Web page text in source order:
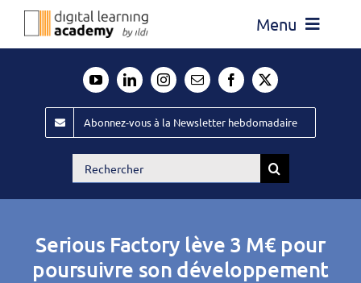
Passer
Menu
Évènements ILDI
Offres d’emploi
Publiez
Abonnez-vous à la Newsletter hebdomadaire
Rechercher:
Serious Factory lève 3 M€ pour
poursuivre son développement